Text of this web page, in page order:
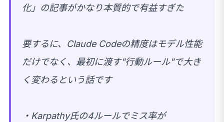
化」の記事がかなり本質的で有益すぎた
要するに、Claude Codeの精度はモデル性能
だけでなく、最初に渡す"行動ルール"で大き
く変わるという話です
・Karpathy氏の4ルールでミス率が